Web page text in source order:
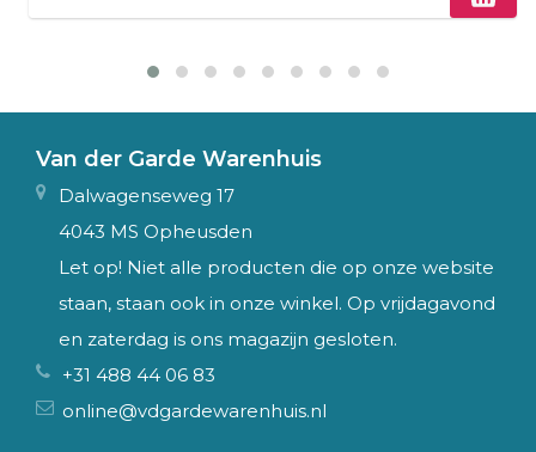
Van der Garde Warenhuis
Dalwagenseweg 17
4043 MS Opheusden
Let op! Niet alle producten die op onze website
staan, staan ook in onze winkel. Op vrijdagavond
en zaterdag is ons magazijn gesloten.
+31 488 44 06 83
online@vdgardewarenhuis.nl